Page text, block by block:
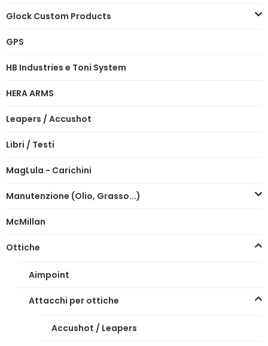
Glock Custom Products
GPS
HB Industries e Toni System
HERA ARMS
Leapers / Accushot
Libri / Testi
MagLula - Carichini
Manutenzione (Olio, Grasso...)
McMillan
Ottiche
Aimpoint
Attacchi per ottiche
Accushot / Leapers